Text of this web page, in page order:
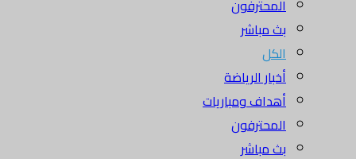
المحترفون
بث مباشر
الكل
أخبار الرياضة
أهداف ومباريات
المحترفون
بث مباشر